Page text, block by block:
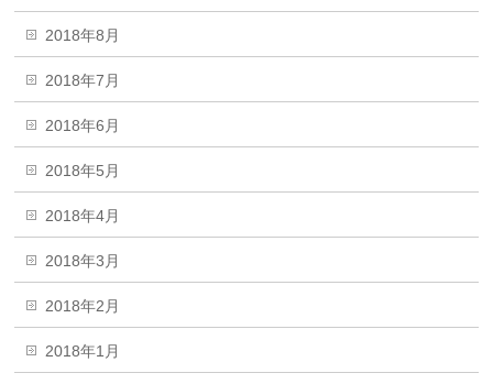
2018年8月
2018年7月
2018年6月
2018年5月
2018年4月
2018年3月
2018年2月
2018年1月